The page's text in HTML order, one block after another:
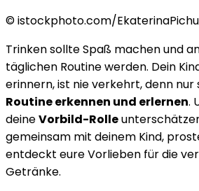
©istockphoto.com/
Trinken sollte Spaß machen und
täglichen Routine werden. Dein
erinnern, ist nie verkehrt, denn nur
Routine erkennen und erlernen.
deineVorbild-Rolle
gemeinsam mit deinem Kind,
entdeckt eure Vorlieben für die
Getränke.